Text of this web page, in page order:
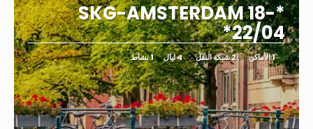
*SKG-AMSTERDAM 18-
22/04*
1 الأماكن 2 شبكة النقل 4 ليال 1 نشاط